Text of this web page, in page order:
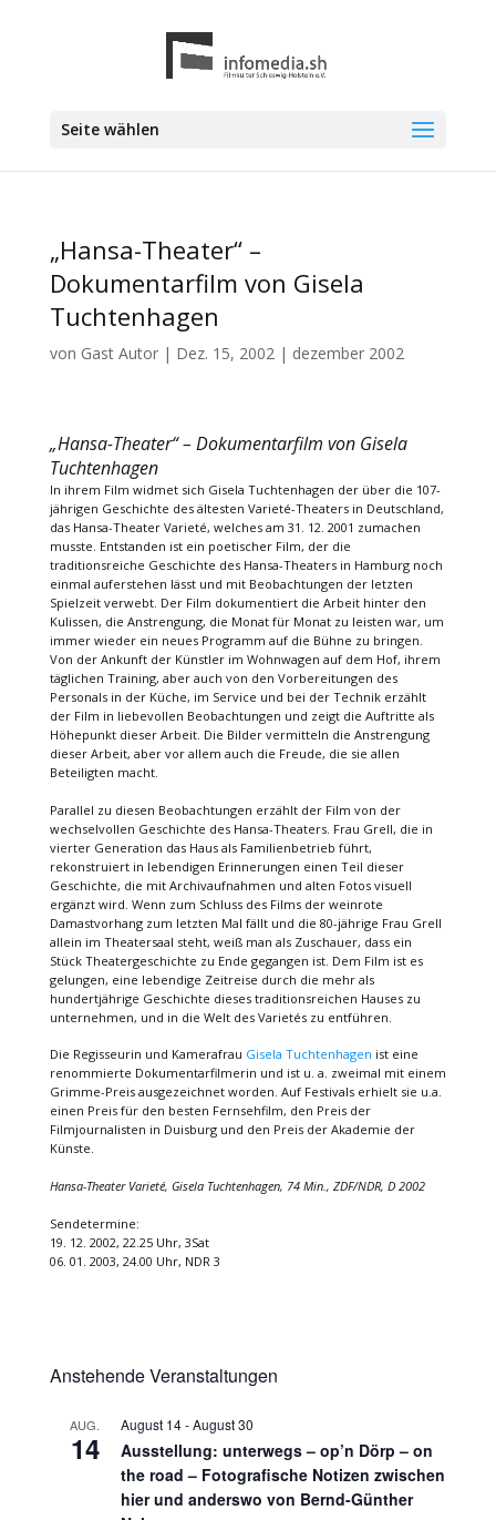
Seite wählen
„Hansa-Theater“ –
Dokumentarfilm von Gisela
Tuchtenhagen
von Gast Autor| Dez. 15, 2002| dezember 2002
„Hansa-Theater“ – Dokumentarfilm von Gisela
Tuchtenhagen
In ihrem Film widmet sich Gisela Tuchtenhagen der über die 107-
jährigen Geschichte des ältesten Varieté-Theaters in Deutschland,
das Hansa-Theater Varieté, welches am 31. 12. 2001 zumachen
musste. Entstanden ist ein poetischer Film, der die
traditionsreiche Geschichte des Hansa-Theaters in Hamburg noch
einmal auferstehen lässt und mit Beobachtungen der letzten
Spielzeit verwebt. Der Film dokumentiert die Arbeit hinter den
Kulissen, die Anstrengung, die Monat für Monat zu leisten war, um
immer wieder ein neues Programm auf die Bühne zu bringen.
Von der Ankunft der Künstler im Wohnwagen auf dem Hof, ihrem
täglichen Training, aber auch von den Vorbereitungen des
Personals in der Küche, im Service und bei der Technik erzählt
der Film in liebevollen Beobachtungen und zeigt die Auftritte als
Höhepunkt dieser Arbeit. Die Bilder vermitteln die Anstrengung
dieser Arbeit, aber vor allem auch die Freude, die sie allen
Beteiligten macht.
Parallel zu diesen Beobachtungen erzählt der Film von der
wechselvollen Geschichte des Hansa-Theaters. Frau Grell, die in
vierter Generation das Haus als Familienbetrieb führt,
rekonstruiert in lebendigen Erinnerungen einen Teil dieser
Geschichte, die mit Archivaufnahmen und alten Fotos visuell
ergänzt wird. Wenn zum Schluss des Films der weinrote
Damastvorhang zum letzten Mal fällt und die 80-jährige Frau Grell
allein im Theatersaal steht, weiß man als Zuschauer, dass ein
Stück Theatergeschichte zu Ende gegangen ist. Dem Film ist es
gelungen, eine lebendige Zeitreise durch die mehr als
hundertjährige Geschichte dieses traditionsreichen Hauses zu
unternehmen, und in die Welt des Varietés zu entführen.
Die Regisseurin und Kamerafrau Gisela Tuchtenhagen ist eine
renommierte Dokumentarfilmerin und ist u. a. zweimal mit einem
Grimme-Preis ausgezeichnet worden. Auf Festivals erhielt sie u.a.
einen Preis für den besten Fernsehfilm, den Preis der
Filmjournalisten in Duisburg und den Preis der Akademie der
Künste.
Hansa-Theater Varieté, Gisela Tuchtenhagen, 74 Min., ZDF/NDR, D 2002
Sendetermine:
19. 12. 2002, 22.25 Uhr, 3Sat
06. 01. 2003, 24.00 Uhr, NDR 3
Anstehende Veranstaltungen
AUG.
14
August 14-August 30
Ausstellung: unterwegs – op’n Dörp – on
the road – Fotografische Notizen zwischen
hier und anderswo von Bernd-Günther